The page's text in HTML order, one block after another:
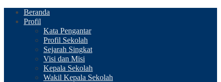
Beranda
Profil
Kata Pengantar
Profil Sekolah
Sejarah Singkat
Visi dan Misi
Kepala Sekolah
Wakil Kepala Sekolah